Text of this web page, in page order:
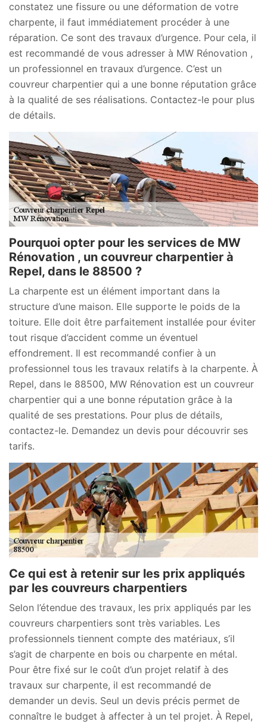
constatez une fissure ou une déformation de votre
charpente, il faut immédiatement procéder à une
réparation. Ce sont des travaux d’urgence. Pour cela, il
est recommandé de vous adresser à MW Rénovation ,
un professionnel en travaux d’urgence. C’est un
couvreur charpentier qui a une bonne réputation grâce
à la qualité de ses réalisations. Contactez-le pour plus
de détails.
Pourquoi opter pour les services de MW
Rénovation , un couvreur charpentier à
Repel, dans le 88500 ?
La charpente est un élément important dans la
structure d’une maison. Elle supporte le poids de la
toiture. Elle doit être parfaitement installée pour éviter
tout risque d’accident comme un éventuel
effondrement. Il est recommandé confier à un
professionnel tous les travaux relatifs à la charpente. À
Repel, dans le 88500, MW Rénovation est un couvreur
charpentier qui a une bonne réputation grâce à la
qualité de ses prestations. Pour plus de détails,
contactez-le. Demandez un devis pour découvrir ses
tarifs.
Ce qui est à retenir sur les prix appliqués
par les couvreurs charpentiers
Selon l’étendue des travaux, les prix appliqués par les
couvreurs charpentiers sont très variables. Les
professionnels tiennent compte des matériaux, s’il
s’agit de charpente en bois ou charpente en métal.
Pour être fixé sur le coût d’un projet relatif à des
travaux sur charpente, il est recommandé de
demander un devis. Seul un devis précis permet de
connaître le budget à affecter à un tel projet. À Repel,